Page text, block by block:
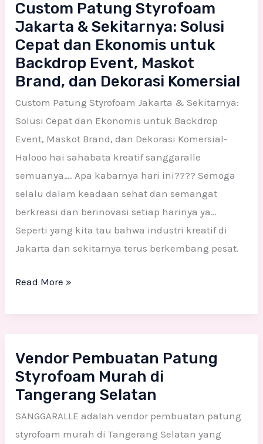
Custom Patung Styrofoam
Jakarta & Sekitarnya: Solusi
Cepat dan Ekonomis untuk
Backdrop Event, Maskot
Brand, dan Dekorasi Komersial
Custom Patung Styrofoam Jakarta & Sekitarnya:
Solusi Cepat dan Ekonomis untuk Backdrop
Event, Maskot Brand, dan Dekorasi Komersial-
Halooo hai sahabata kreatif sanggaralle
semuanya…. Apa kabarnya hari ini???? Semoga
selalu dalam keadaan sehat dan semangat
berkreasi dan berinovasi setiap harinya ya…
Seperti yang kita tau bahwa industri kreatif di
Jakarta dan sekitarnya terus berkembang pesat.
Read More »
Vendor Pembuatan Patung
Styrofoam Murah di
Tangerang Selatan
SANGGARALLE adalah vendor pembuatan patung
styrofoam murah di Tangerang Selatan yang
Pembuatan
Patung
Styrofoam
Murah
di